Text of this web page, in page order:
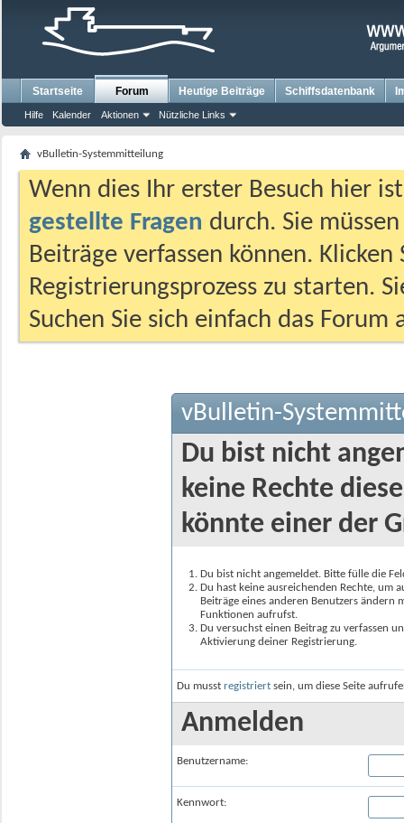
Startseite Forum
Hilfe Kalender Aktionen Nützliche Links
Heutige Beiträge Schiffsdatenbank
vBulletin-Systemmitteilung
Wenn dies Ihr erster Besuch hier
gestellte Fragen durch. Sie
Beiträge verfassen können.
Registrierungsprozess zu starten.
Suchen Sie sich einfach das
vBulletin-
Du bist nicht
keine Rechte
könnte einer der
Du bist nicht angemeldet. Bitte fülle die
Du hast keine ausreichenden Rechte, um
Beiträge eines anderen Benutzers
Funktionen aufrufst.
Du versuchst einen Beitrag zu verfassen
Aktivierung deiner Registrierung.
Du musst registriert sein, um diese Seite
Anmelden
Benutzername:
Kennwort: